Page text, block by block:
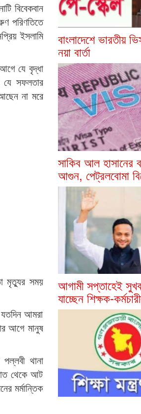
বিবেকবান
পরিণতিতে
ইসলামি
যে বৃদ্ধা
যে সফলতার
না মরে
মৃত্যুর সময়
আমরা
আগে মানুষ
থানা
থেকে আট
মর্মান্তিক
বাংলাদেশে ভারতীয়
নয়া বার্তা
সাকিব আল হাসানের
আগুন, পেট্রলবোমা
আগামী সপ্তাহেই
যাচ্ছেন শিক্ষক-